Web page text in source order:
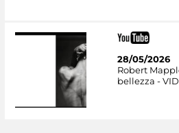
28/05/2026
Robert
bellezza -